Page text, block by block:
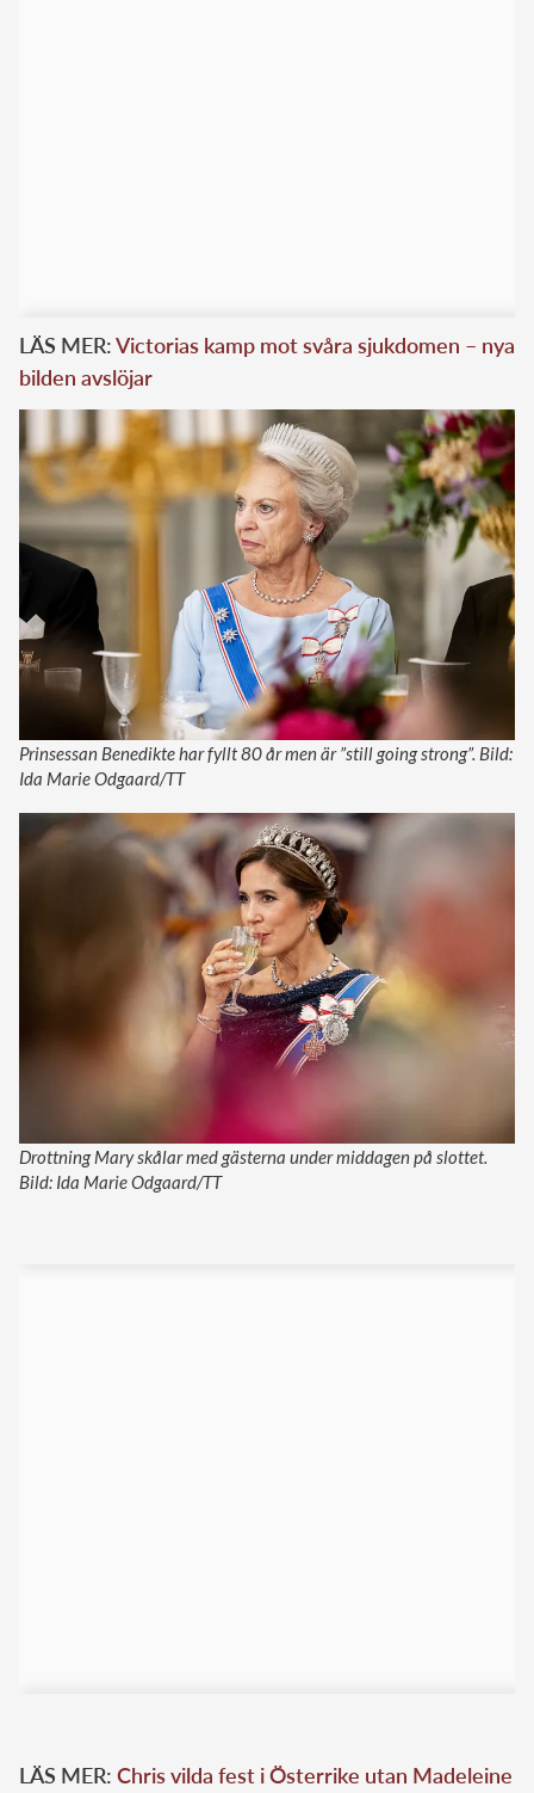
LÄS MER:Victorias kamp mot svåra sjukdomen – nya
bilden avslöjar
Prinsessan Benedikte har fyllt 80 år men är ”still going strong”. Bild:
Ida Marie Odgaard/TT
Drottning Mary skålar med gästerna under middagen på slottet.
Bild: Ida Marie Odgaard/TT
LÄS MER: Chris vilda fest i Österrike utan Madeleine